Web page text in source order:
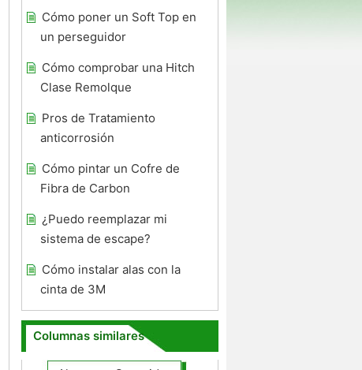
Cómo poner un Soft Top en
un perseguidor
Cómo comprobar una Hitch
Clase Remolque
Pros de Tratamiento
anticorrosión
Cómo pintar un Cofre de
Fibra de Carbon
¿Puedo reemplazar mi
sistema de escape?
Cómo instalar alas con la
cinta de 3M
Columnas similares